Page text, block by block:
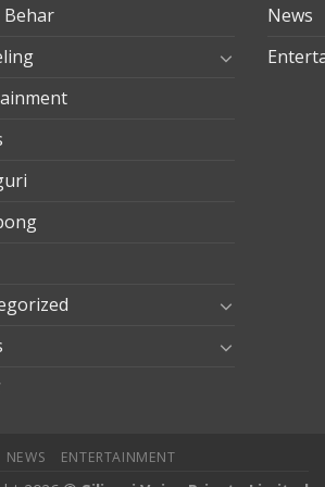
Behar
News
NEWS ENTERTAINMENT